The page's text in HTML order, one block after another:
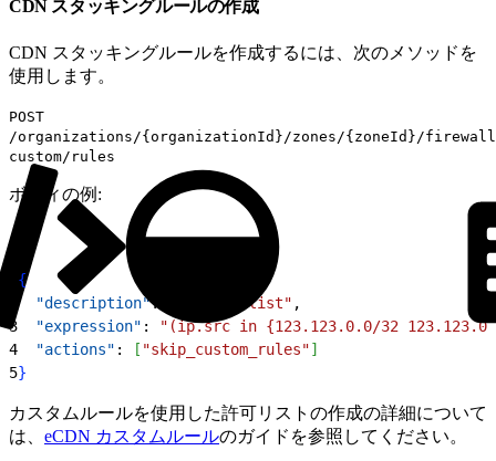
CDN スタッキングルールの作成
CDN スタッキングルールを作成するには、次のメソッドを
使用します。
POST
/organizations/{organizationId}/zones/{zoneId}/
custom/rules
ボディの例:
{
  "description"
: "IP Allowlist" ,
3
  "expression"
:
"(ip.src in {123.123.0.0/32
4
  "actions"
: [ "skip_custom_rules"]
5}
カスタムルールを使用した許可リストの作成の詳細について
は、 eCDN カスタムルールのガイドを参照してください。